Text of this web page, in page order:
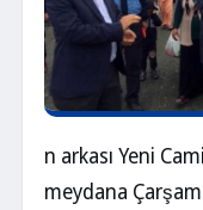
n arkası Yeni
meydana